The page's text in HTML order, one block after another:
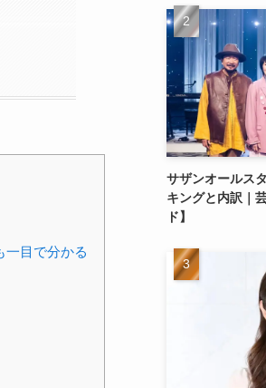
一目で分かる
サザンオールス
キングと内訳｜
ド】